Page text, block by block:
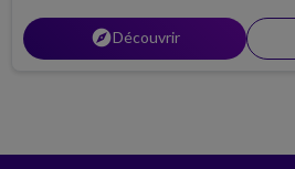
explorerDécouvrir